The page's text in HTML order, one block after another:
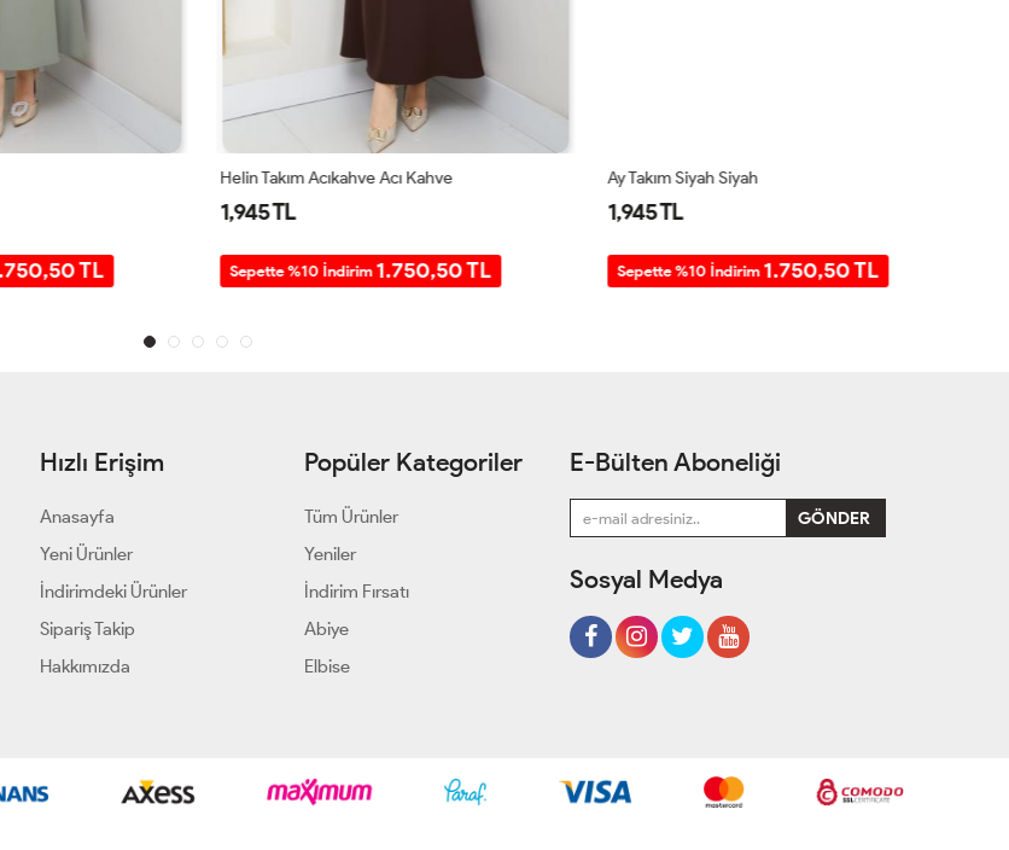
TL
Helin Takım Acıkahve Acı Kahve
1,945 TL
Sepette %10 İndirim1.750,50 TL
Ay Takım Siyah Siyah
1,945 TL
Sepette %10 İndirim1.750,50 TL
Hızlı Erişim
Anasayfa
Yeni Ürünler
İndirimdeki Ürünler
Sipariş Takip
Hakkımızda
Popüler Kategoriler
Tüm Ürünler
Yeniler
İndirim Fırsatı
Abiye
Elbise
E-Bülten Aboneliği
Sosyal Medya